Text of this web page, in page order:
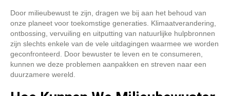
Door milieubewust te zijn, dragen we bij aan het behoud van
onze planeet voor toekomstige generaties. Klimaatverandering,
ontbossing, vervuiling en uitputting van natuurlijke hulpbronnen
zijn slechts enkele van de vele uitdagingen waarmee we worden
geconfronteerd. Door bewuster te leven en te consumeren,
kunnen we deze problemen aanpakken en streven naar een
duurzamere wereld.